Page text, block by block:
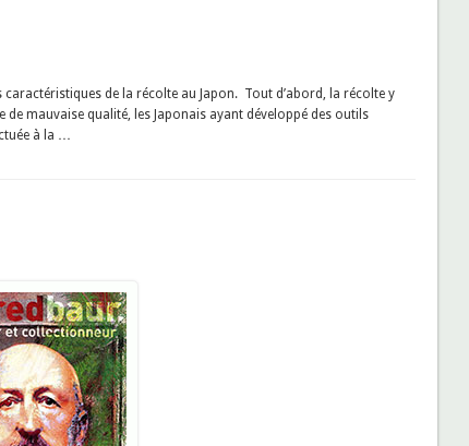
de la récolte au Japon. Tout d’abord, la récolte y
mauvaise qualité, les Japonais ayant développé des outils
à la …